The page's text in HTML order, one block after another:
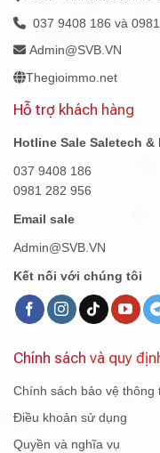
037 9408 186 và
Admin@SVB.VN
Thegioimmo.net
Hỗ trợ khách hàng
Hotline Sale Saletech &
037 9408 186
0981 282 956
Email sale
Admin@SVB.VN
Kết nối với chúng tôi
Chính sách và quy
Chính sách bảo vệ thông
Điều khoản sử dụng
Quyền và nghĩa vụ